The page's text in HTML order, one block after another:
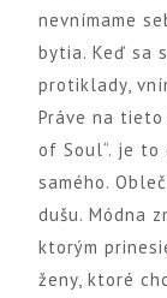
nevnímame
bytia. Keď sa
protiklady,
Práve na
of Soul“. je to
samého.
dušu. Módna
ktorým
ženy, ktoré